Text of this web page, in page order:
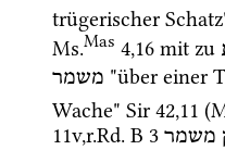
trügerischer
Ms.Mas 4,16 mit zu
משמר "über einer
Wache" Sir 42,11 (
11v,r.Rd. B 3 משמר